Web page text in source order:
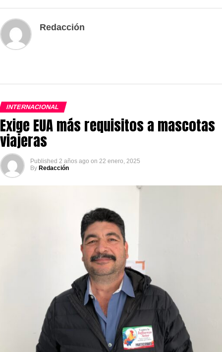
Redacción
INTERNACIONAL
Exige EUA más requisitos a mascotas
viajeras
Published 2 años ago on 22 enero, 2025
By Redacción